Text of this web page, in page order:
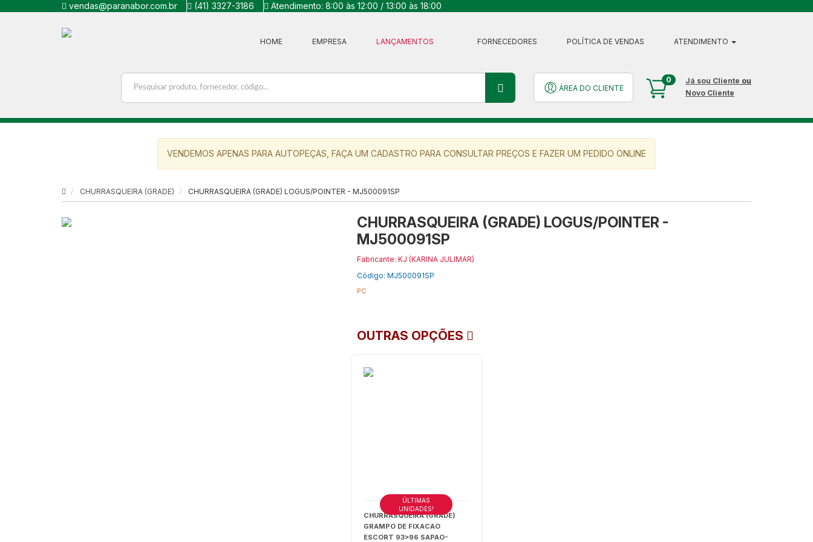
vendas@paranabor.com.br (41) 3327-3186 Atendimento: 8:00 às 12:00 / 13:00 às 18:00
HOME EMPRESA LANÇAMENTOS FORNECEDORES POLÍTICA DE VENDAS ATENDIMENTO
ÁREA DO CLIENTE
0 Já sou Cliente ou
Novo Cliente
VENDEMOS APENAS PARA AUTOPEÇAS, FAÇA UM CADASTRO PARA CONSULTAR PREÇOS E FAZER UM PEDIDO ONLINE
CHURRASQUEIRA (GRADE) CHURRASQUEIRA (GRADE) LOGUS/POINTER - MJ500091SP
CHURRASQUEIRA (GRADE) LOGUS/POINTER -
MJ500091SP
Fabricante: KJ (KARINA JULIMAR)
Código: MJ500091SP
PC
OUTRAS OPÇÕES
CHURRASQUEIRA (GRADE)
GRAMPO DE FIXACAO
ESCORT 93>96 SAPAO-
ÚLTIMAS
UNIDADES!